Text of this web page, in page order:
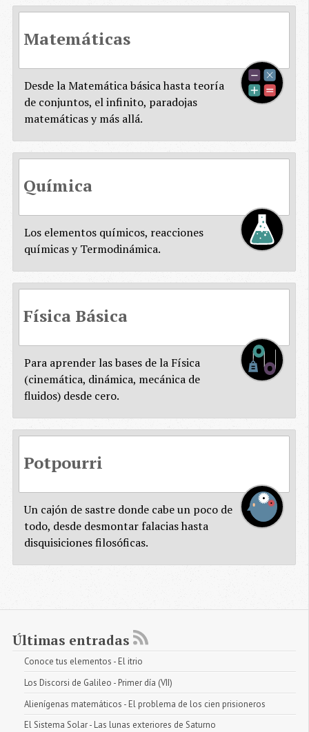
Matemáticas
Desde la Matemática básica hasta teoría
de conjuntos, el infinito, paradojas
matemáticas y más allá.
Química
Los elementos químicos, reacciones
químicas y Termodinámica.
Física Básica
Para aprender las bases de la Física
(cinemática, dinámica, mecánica de
fluidos) desde cero.
Potpourri
Un cajón de sastre donde cabe un poco de
todo, desde desmontar falacias hasta
disquisiciones filosóficas.
Últimas entradas
Conoce tus elementos - El itrio
Los Discorsi de Galileo - Primer día (VII)
Alienígenas matemáticos - El problema de los cien prisioneros
El Sistema Solar - Las lunas exteriores de Saturno